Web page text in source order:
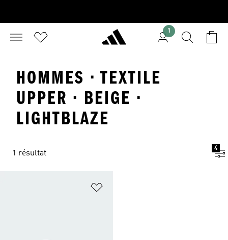
1
HOMMES · TEXTILE
UPPER · BEIGE ·
LIGHTBLAZE
1 résultat
4